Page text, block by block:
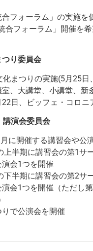
フォーラム」の実施を
合フォーラム」開催を
り委員会
化まつりの実施(5月25日
、大講堂、小講堂、新
日、ビッフェ・コロニ
講演会委員会
に開催する講習会や公
上半期に講習会の第1サ
会1つを開催
下半期に講習会の第2サ
会1つを開催（ただし
で公演会を開催